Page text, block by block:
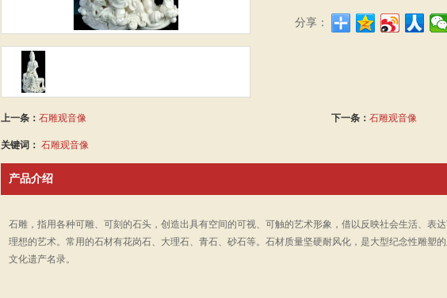
分享：
上一条： 石雕观音像 下一条： 石雕观音像
关键词： 石雕观音像
产品介绍
石雕，指用各种可雕、可刻的石头，创造出具有空间的可视、可触的艺术形象，借以反映社会生活、表
理想的艺术。常用的石材有花岗石、大理石、青石、砂石等。石材质量坚硬耐风化，是大型纪念性雕塑
文化遗产名录。